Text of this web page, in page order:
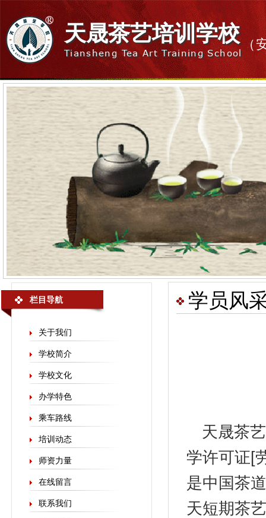
天晟茶艺培训学校
Tiansheng Tea Art Training School
（
栏目导航
关于我们
学校简介
学校文化
办学特色
乘车路线
培训动态
师资力量
在线留言
联系我们
学员风
天晟茶
学许可证[
是中国茶
天短期茶